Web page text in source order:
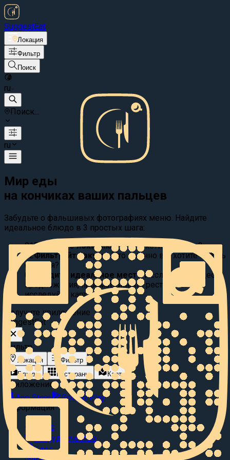
SuggestEat
Локация
Фильтр
Поиск
ru
Поиск...
ru
Мир еды
на кончиках ваших пальцев
Забудьте о фальшивых фотографиях меню. Найдите
идеальное блюдо в 3 простых шага:
01Выберите локацию:
Где вы хотите поесть?
02Фильтруйте вкусы: Что именно вы хотите съесть
сегодня?
03
Найдите идеальное место Исследуйте видео
предложения, просматривайте рестораны или
исследуйте карту.
Получите приложение
SuggestEat
Фильтр
Локация
Фильтр
Блюда
Рестораны Карта
Приложение
App Store
Google Play
Информация
О нас
Сотрудничество
Блог